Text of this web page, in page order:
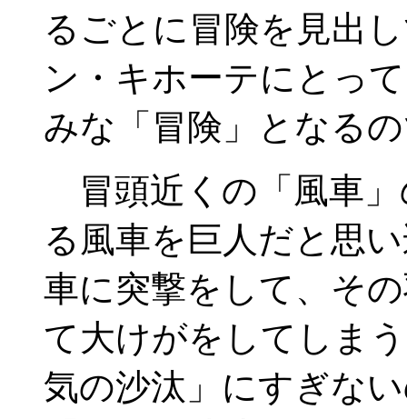
るごとに冒険を見出
ン・キホーテにとっ
みな「冒険」となる
冒頭近くの「風車
る風車を巨人だと思
車に突撃をして、そ
て大けがをしてしま
気の沙汰」にすぎな